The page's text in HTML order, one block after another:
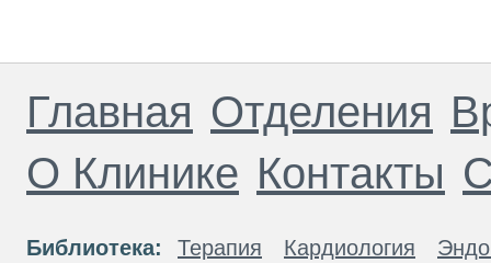
Главная Отделения
О Клинике Контакты
Библиотека: Терапия Кардиология